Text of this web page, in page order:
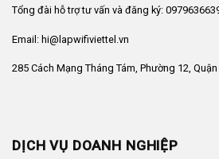
Tổng đài hỗ trợ tư vấn và đăng ký:
Email: hi@lapwifiviettel.vn
285 Cách Mạng Tháng Tám, Phường 12,
DỊCH VỤ DOANH NGHIỆP